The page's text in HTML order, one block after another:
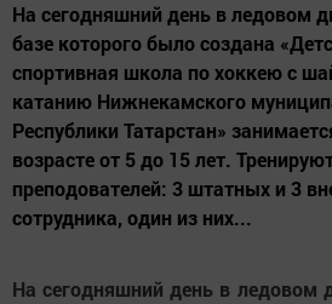
На сегодняшний день в ледовом
базе которого было создана
спортивная школа по хоккею с
катанию Нижнекамского
Республики Татарстан»
возрасте от 5 до 15 лет.
преподователей: 3 штатных и 3
сотрудника, один из них...
На сегодняшний день в ледовом